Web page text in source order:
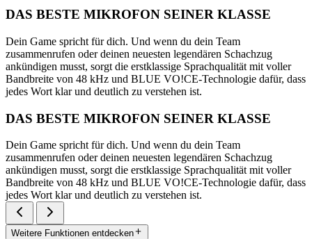
DAS BESTE MIKROFON SEINER KLASSE
Dein Game spricht für dich. Und wenn du dein Team
zusammenrufen oder deinen neuesten legendären Schachzug
ankündigen musst, sorgt die erstklassige Sprachqualität mit voller
Bandbreite von 48 kHz und BLUE VO!CE-Technologie dafür, dass
jedes Wort klar und deutlich zu verstehen ist.
DAS BESTE MIKROFON SEINER KLASSE
Dein Game spricht für dich. Und wenn du dein Team
zusammenrufen oder deinen neuesten legendären Schachzug
ankündigen musst, sorgt die erstklassige Sprachqualität mit voller
Bandbreite von 48 kHz und BLUE VO!CE-Technologie dafür, dass
jedes Wort klar und deutlich zu verstehen ist.
Weitere Funktionen entdecken